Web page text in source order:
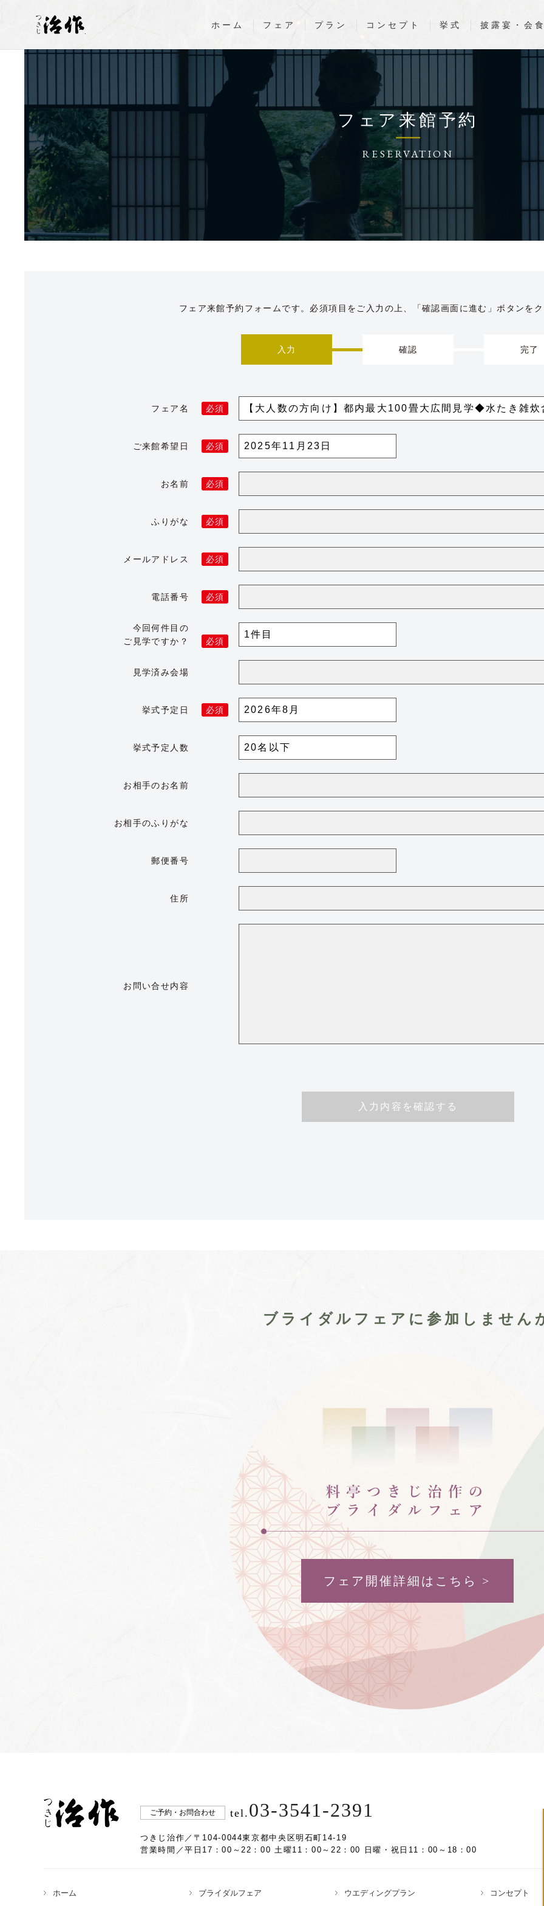
ホーム フェア プラン コンセプト 挙式 披露宴・会
フェア来館予約
RESERVATION
フェア来館予約フォームです。必須項目をご入力の上、「確認画面に進む」ボタンを
入力 確認 完了
フェア名 必須
ご来館希望日 必須
お名前 必須
ふりがな 必須
メールアドレス 必須
電話番号 必須
今回何件目の
ご見学ですか？
必須
見学済み会場
挙式予定日 必須
挙式予定人数
お相手のお名前
お相手のふりがな
郵便番号
住所
お問い合せ内容
ブライダルフェアに 参加しません
フェア開催詳細はこちら >
ご予約・お問合わせ tel. 03-3541-2391
つきじ治作／〒104-0044東京都中央区明石町14-19
営業時間／平日17：00～22：00 土曜11：00～22：00 日曜・祝日11：00～18：00
ホーム ブライダルフェア ウエディングプラン コンセプト